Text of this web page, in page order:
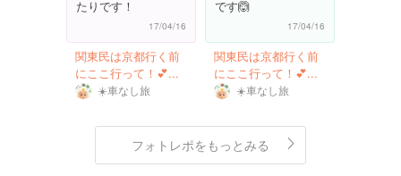
たりです！
17/04/16
関東民は京都行く前
にここ行って！💕...
☀️車なし旅
です🙆
17/04/16
関東民は京都行く前
にここ行って！💕...
☀️車なし旅
フォトレポをもっとみる